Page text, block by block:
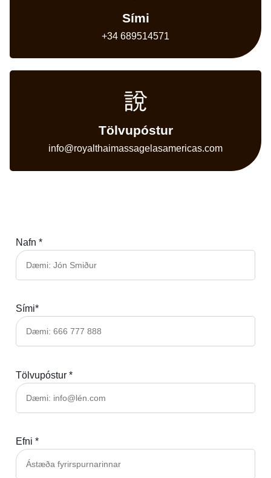
Sími
+34 689514571
Tölvupóstur
info@royalthaimassagelasamericas.com
Nafn *
Sími*
Tölvupóstur *
Efni *